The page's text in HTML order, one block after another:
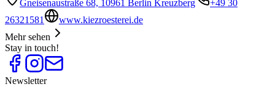
Gneisenaustraße 68, 10961 Berlin Kreuzberg
+49 30
26321581
www.kiezroesterei.de
Mehr sehen
Stay in touch!
Newsletter